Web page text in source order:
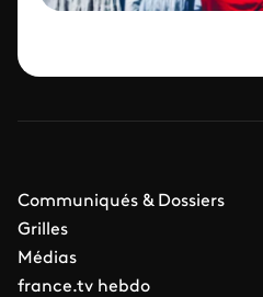
Communiqués & Dossiers
Grilles
Médias
france.tv hebdo